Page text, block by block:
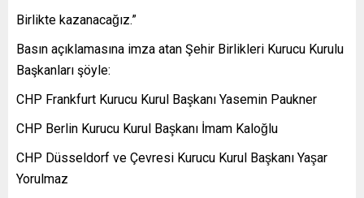
Birlikte kazanacağız.”
Basın açıklamasına imza atan Şehir Birlikleri Kurucu Kurulu
Başkanları şöyle:
CHP Frankfurt Kurucu Kurul Başkanı Yasemin Paukner
CHP Berlin Kurucu Kurul Başkanı İmam Kaloğlu
CHP Düsseldorf ve Çevresi Kurucu Kurul Başkanı Yaşar
Yorulmaz